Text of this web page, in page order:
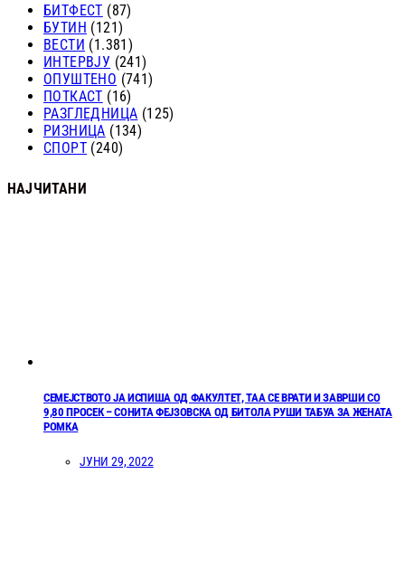
БИТФЕСТ (87)
БУТИН (121)
ВЕСТИ (1.381)
ИНТЕРВЈУ (241)
ОПУШТЕНО (741)
ПОТКАСТ (16)
РАЗГЛЕДНИЦА (125)
РИЗНИЦА (134)
СПОРТ (240)
НАЈЧИТАНИ
СЕМЕЈСТВОТО ЈА ИСПИША ОД ФАКУЛТЕТ, ТАА СЕ ВРАТИ И ЗАВРШИ СО
9,80 ПРОСЕК – СОНИТА ФЕЈЗОВСКА ОД БИТОЛА РУШИ ТАБУА ЗА ЖЕНАТА
РОМКА
ЈУНИ 29, 2022